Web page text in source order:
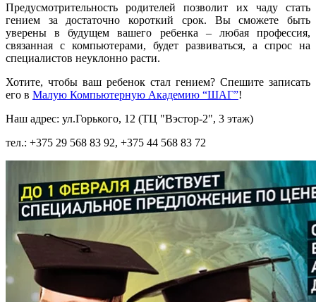
Предусмотрительность родителей позволит их чаду стать
гением за достаточно короткий срок. Вы сможете быть
уверены в будущем вашего ребенка – любая профессия,
связанная с компьютерами, будет развиваться, а спрос на
специалистов неуклонно расти.
Хотите, чтобы ваш ребенок стал гением? Спешите записать
его в Малую Компьютерную Академию “ШАГ”!
Наш адрес: ул.Горького, 12 (ТЦ "Вэстор-2", 3 этаж)
тел.: +375 29 568 83 92, +375 44 568 83 72